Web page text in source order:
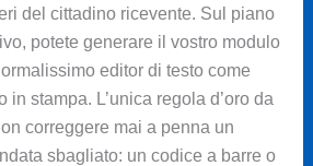
del cittadino ricevente. Sul piano
potete generare il vostro modulo
editor di testo come
in stampa. L’unica regola d’oro da
correggere mai a penna un
sbagliato: un codice a barre o